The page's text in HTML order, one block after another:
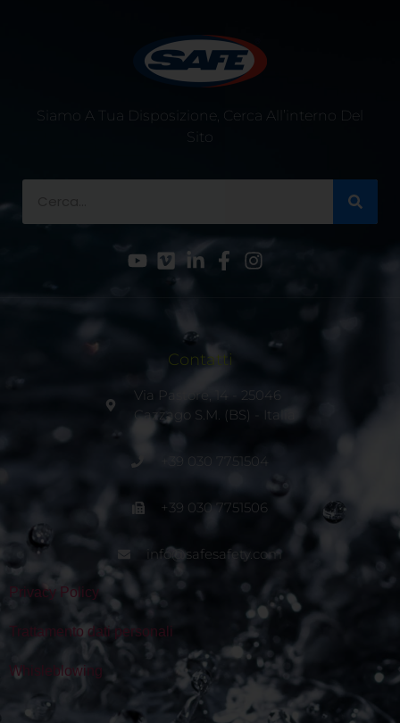
Siamo A Tua Disposizione, Cerca All’interno Del
Sito
Contatti
Via Pastore, 14 - 25046
Cazzago S.M. (BS) - Italia
+39 030 7751504
+39 030 7751506
info@safesafety.com
Privacy Policy
Trattamento dati personali
Whisleblowing